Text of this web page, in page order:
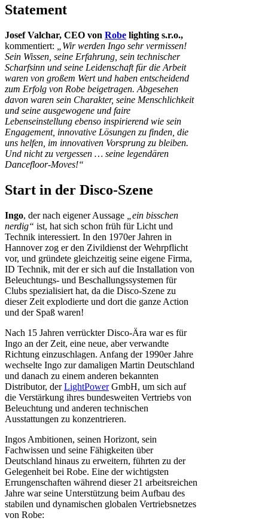
Statement
Josef Valchar, CEO von Robe lighting s.r.o.,
kommentiert:
„Wir werden Ingo sehr vermissen!
Sein Wissen, seine Erfahrung, sein technischer
Scharfsinn und seine Leidenschaft für die Arbeit
waren von großem Wert und haben entscheidend
zum Erfolg von Robe beigetragen. Abgesehen
davon waren sein Charakter, seine Menschlichkeit
und seine ausgewogene und faire
Lebenseinstellung ebenso inspirierend wie sein
Engagement, innovative Lösungen zu finden, die
uns helfen, im innovativen Vorsprung zu bleiben.
Und nicht zu vergessen … seine legendären
Dancefloor-Moves!“
Start in der Disco-Szene
Ingo, der nach eigener Aussage
„ein bisschen
nerdig“ ist, hat sich schon früh für Licht und
Technik interessiert. In den 1970er Jahren in
Hannover zog er den Zivildienst der Wehrpflicht
vor, und gründete gleichzeitig seine eigene Firma,
ID Technik, mit der er sich auf die Installation von
Beleuchtungs- und Beschallungssystemen für
Clubs spezialisiert hat, da die Disco-Szene zu
dieser Zeit explodierte und dort die ganze Action
und der Spaß waren!
Nach 15 Jahren verrückter Disco-Ära war es für
Ingo an der Zeit, eine neue, aber verwandte
Richtung einzuschlagen. Anfang der 1990er Jahre
wechselte Ingo zur damaligen Martin Deutschland
und danach zu einem anderen bekannten
Distributor, derLightPowerGmbH, um sich auf
die Verstärkung ihres bundesweiten Vertriebs von
Beleuchtung und anderen technischen
Ausstattungen zu konzentrieren.
Ingos Ambitionen, seinen Horizont, sein
Fachwissen und seine Fähigkeiten über
Deutschland hinaus zu erweitern, führten zu der
Gelegenheit bei Robe. Eine der wichtigsten
Errungenschaften während dieser 21 arbeitsreichen
Jahre war seine Unterstützung beim Aufbau des
stabilen und dynamischen globalen Vertriebsnetzes
von Robe: